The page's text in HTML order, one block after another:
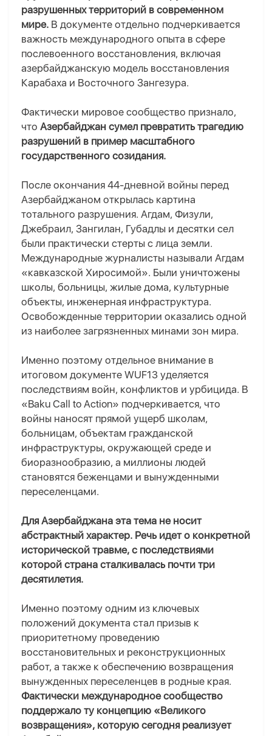
разрушенных территорий в современном
мире. В документе отдельно подчеркивается
важность международного опыта в сфере
послевоенного восстановления, включая
азербайджанскую модель восстановления
Карабаха и Восточного Зангезура.
Фактически мировое сообщество признало,
что Азербайджан сумел превратить трагедию
разрушений в пример масштабного
государственного созидания.
После окончания 44-дневной войны перед
Азербайджаном открылась картина
тотального разрушения. Агдам, Физули,
Джебраил, Зангилан, Губадлы и десятки сел
были практически стерты с лица земли.
Международные журналисты называли Агдам
«кавказской Хиросимой». Были уничтожены
школы, больницы, жилые дома, культурные
объекты, инженерная инфраструктура.
Освобожденные территории оказались одной
из наиболее загрязненных минами зон мира.
Именно поэтому отдельное внимание в
итоговом документе WUF13 уделяется
последствиям войн, конфликтов и урбицида. В
«Baku Call to Action» подчеркивается, что
войны наносят прямой ущерб школам,
больницам, объектам гражданской
инфраструктуры, окружающей среде и
биоразнообразию, а миллионы людей
становятся беженцами и вынужденными
переселенцами.
Для Азербайджана эта тема не носит
абстрактный характер. Речь идет о конкретной
исторической травме, с последствиями
которой страна сталкивалась почти три
десятилетия.
Именно поэтому одним из ключевых
положений документа стал призыв к
приоритетному проведению
восстановительных и реконструкционных
работ, а также к обеспечению возвращения
вынужденных переселенцев в родные края.
Фактически международное сообщество
поддержало ту концепцию «Великого
возвращения», которую сегодня реализует